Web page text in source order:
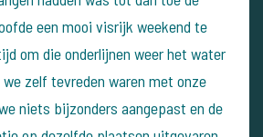
een mooi visrijk weekend te
om die onderlijnen weer het water
zelf tevreden waren met onze
niets bijzonders aangepast en de